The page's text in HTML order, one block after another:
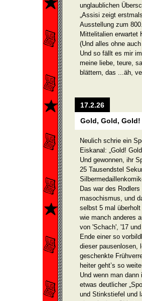
unglaublichen
„Assisi zeigt
Ausstellung zum
Mittelitalien erwartet
(Und alles ohne
Und so fällt es mir
meine liebe, teure,
blättern, das ...äh,
17.2.26
Gold, Gold, Gold!
Neulich schrie ein
Eiskanal: „Gold!
Und gewonnen, ihr
25 Tausendstel
Das war des
masochismus, und
selbst 5 mal
wie manch anderes
von 'Schach', '17
Ende einer so
dieser pausen­losen,
geschenkte
heiter geht’s so
Und wenn man dann
etwas deutlicher
und Stinkstiefel und